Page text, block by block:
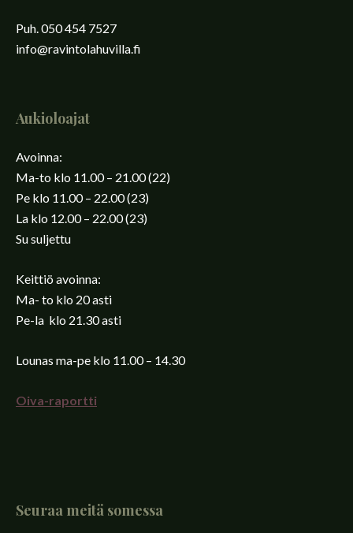
Puh. 050 454 7527
info@ravintolahuvilla.fi
Aukioloajat
Avoinna:
Ma-to klo 11.00 – 21.00 (22)
Pe klo 11.00 – 22.00 (23)
La klo 12.00 – 22.00 (23)
Su suljettu
Keittiö avoinna:
Ma- to klo 20 asti
Pe-la klo 21.30 asti
Lounas ma-pe klo 11.00 – 14.30
Oiva-raportti
Seuraa meitä somessa